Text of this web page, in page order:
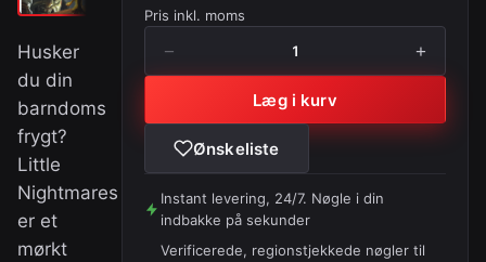
Husker
du din
barndoms
frygt?
Little
Nightmares
er et
mørkt
Pris inkl. moms
− 1 +
Læg i kurv
Ønskeliste
Instant levering, 24/7. Nøgle i din
indbakke på sekunder
Verificerede, regionstjekkede nøgler til